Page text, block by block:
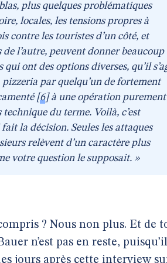
plus quelques problématiques
locales, les tensions propres à
contre les touristes d’un côté, et
l’autre, peuvent donner beaucoup
qui ont des options diverses, qu’il
pizzeria par quelqu’un de fortement
[6]à une opération purement
du terme. Voilà, c’est
la décision. Seules les attaques
relèvent d’un caractère plus
votre question le supposait. »
? Nous non plus. Et de
n’est pas en reste, puisqu’il
jours après cette interview